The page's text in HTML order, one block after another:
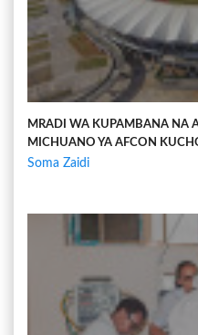
MRADI WA KUPAMBANA NA
MICHUANO YA AFCON
Soma Zaidi